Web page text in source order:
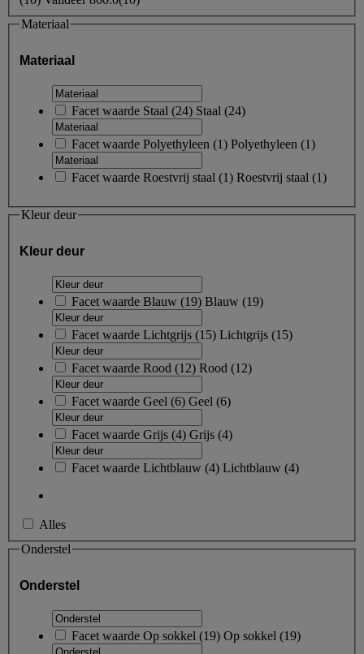
Materiaal
Materiaal
Facet waarde Staal (24) Staal (24)
Facet waarde Polyethyleen (1) Polyethyleen (1)
Facet waarde Roestvrij staal (1) Roestvrij staal (1)
Kleur deur
Kleur deur
Facet waarde Blauw (19) Blauw (19)
Facet waarde Lichtgrijs (15) Lichtgrijs (15)
Facet waarde Rood (12) Rood (12)
Facet waarde Geel (6) Geel (6)
Facet waarde Grijs (4) Grijs (4)
Facet waarde Lichtblauw (4) Lichtblauw (4)
Alles
Onderstel
Onderstel
Facet waarde Op sokkel (19) Op sokkel (19)